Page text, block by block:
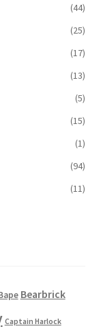
(44)
(25)
(17)
(13)
(5)
(15)
(1)
(94)
(11)
Bearbrick
Captain Harlock